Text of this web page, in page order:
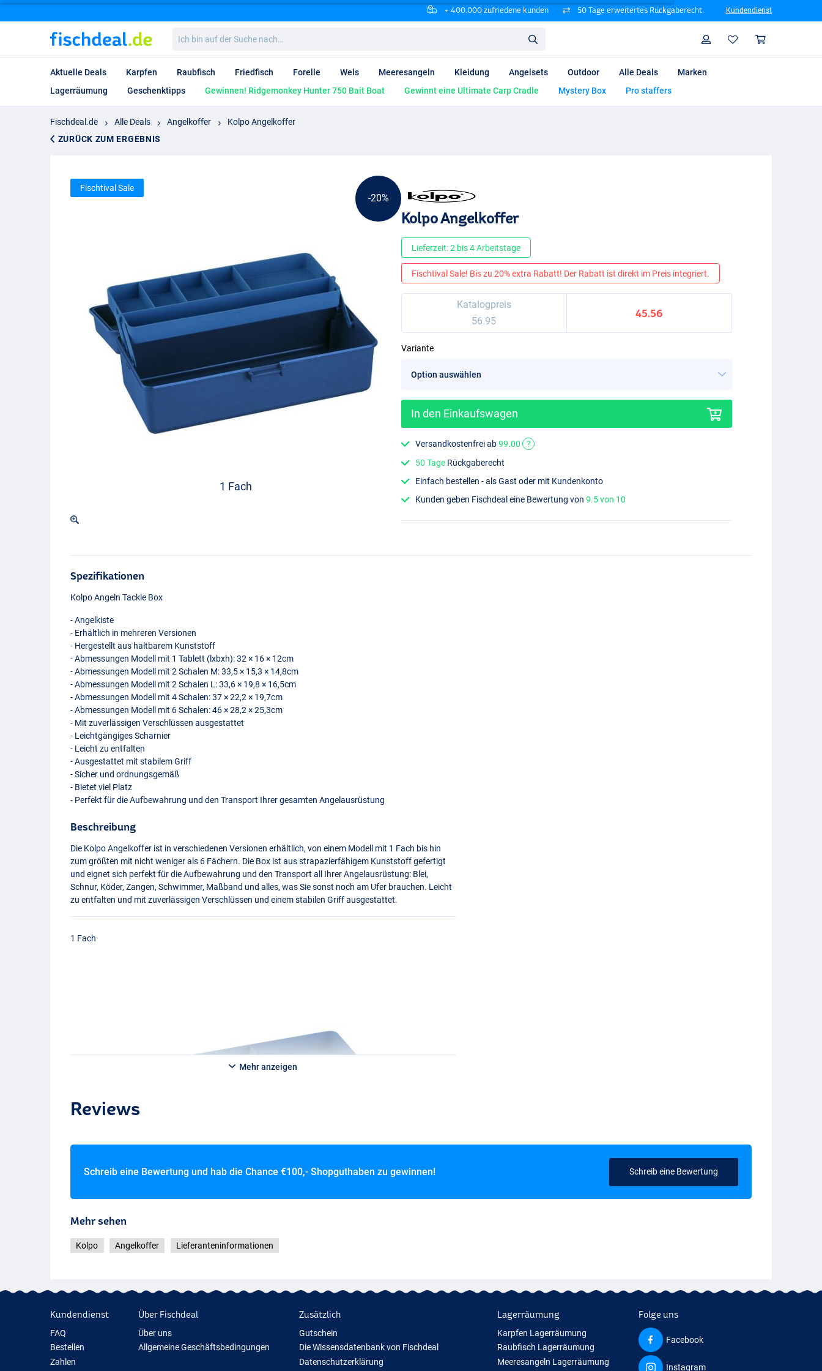
+ 400.000 zufriedene kunden 50 Tage erweitertes Rückgaberecht Kundendienst
bin
auf
Suche
nach…
Profil
Aktuelle Deals Karpfen Raubfisch Friedfisch Forelle Wels Meeresangeln Kleidung Angelsets Outdoor Alle Deals
Marken
Lagerräumung
Geschenktipps Gewinnen! Ridgemonkey Hunter 750 Bait Boat Gewinnt eine Ultimate Carp Cradle Mystery Box Pro staffers
Fischdeal.de Alle Deals Angelkoffer
Kolpo Angelkoffer
ZURÜCK ZUM ERGEBNIS
1 Fach
2 Fächer M
-20%
Fischtival Sale
Kolpo Angelkoffer
Lieferzeit: 2 bis 4 Arbeitstage
Fischtival Sale! Bis zu 20% extra Rabatt! Der Rabatt ist direkt im Preis integriert.
Katalogpreis
56.95
45.56
Variante
In den Einkaufswagen
Versandkostenfrei ab99.00
?
50 Tage Rückgaberecht
Einfach bestellen - als Gast oder mit Kundenkonto
Kunden geben Fischdeal eine Bewertung von9.5 von 10
Spezifikationen
Kolpo Angeln Tackle Box
- Angelkiste
- Erhältlich in mehreren Versionen
- Hergestellt aus haltbarem Kunststoff
- Abmessungen Modell mit 1 Tablett (lxbxh): 32 × 16 × 12cm
- Abmessungen Modell mit 2 Schalen M: 33,5 × 15,3 × 14,8cm
- Abmessungen Modell mit 2 Schalen L: 33,6 × 19,8 × 16,5cm
- Abmessungen Modell mit 4 Schalen: 37 × 22,2 × 19,7cm
- Abmessungen Modell mit 6 Schalen: 46 × 28,2 × 25,3cm
- Mit zuverlässigen Verschlüssen ausgestattet
- Leichtgängiges Scharnier
- Leicht zu entfalten
- Ausgestattet mit stabilem Griff
- Sicher und ordnungsgemäß
- Bietet viel Platz
- Perfekt für die Aufbewahrung und den Transport Ihrer gesamten Angelausrüstung
Beschreibung
Die Kolpo Angelkoffer ist in verschiedenen Versionen erhältlich, von einem Modell mit 1 Fach bis hin
zum größten mit nicht weniger als 6 Fächern. Die Box ist aus strapazierfähigem Kunststoff gefertigt
und eignet sich perfekt für die Aufbewahrung und den Transport all Ihrer Angelausrüstung: Blei,
Schnur, Köder, Zangen, Schwimmer, Maßband und alles, was Sie sonst noch am Ufer brauchen. Leicht
zu entfalten und mit zuverlässigen Verschlüssen und einem stabilen Griff ausgestattet.
1 Fach
Mehr anzeigen
Reviews
Schreib eine Bewertung und hab die Chance €100,- Shopguthaben zu gewinnen! Schreib eine Bewertung
Mehr sehen
Kolpo Angelkoffer Lieferanteninformationen
Kundendienst
FAQ
Bestellen
Zahlen
Über Fischdeal
Über uns
Allgemeine Geschäftsbedingungen
Zusätzlich
Gutschein
Die Wissensdatenbank von Fischdeal
Datenschutzerklärung
Lagerräumung
Karpfen Lagerräumung
Raubfisch Lagerräumung
Meeresangeln Lagerräumung
Folge uns
Facebook
Instagram